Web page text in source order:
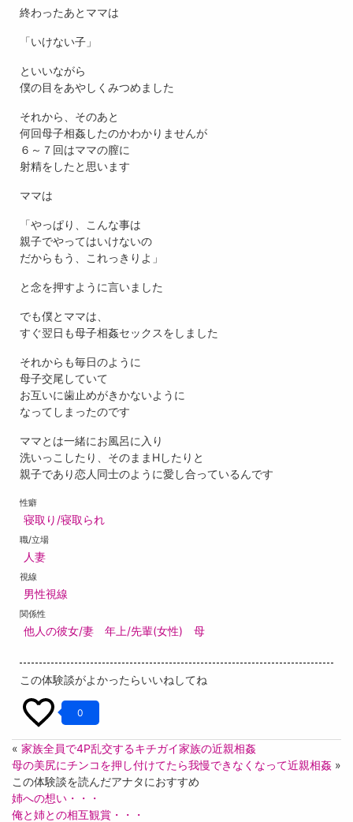
終わったあとママは
「いけない子」
といいながら
僕の目をあやしくみつめました
それから、そのあと
何回母子相姦したのかわかりませんが
６～７回はママの膣に
射精をしたと思います
ママは
「やっぱり、こんな事は
親子でやってはいけないの
だからもう、これっきりよ」
と念を押すように言いました
でも僕とママは、
すぐ翌日も母子相姦セックスをしました
それからも毎日のように
母子交尾していて
お互いに歯止めがきかないように
なってしまったのです
ママとは一緒にお風呂に入り
洗いっこしたり、そのままHしたりと
親子であり恋人同士のように愛し合っているんです
性癖
寝取り/寝取られ
職/立場
人妻
視線
男性視線
関係性
他人の彼女/妻 年上/先輩(女性) 母
この体験談がよかったらいいねしてね
0
« 家族全員で4P乱交するキチガイ家族の近親相姦
母の美尻にチンコを押し付けてたら我慢できなくなって近親相姦 »
この体験談を読んだアナタにおすすめ
姉への想い・・・
俺と姉との相互観賞・・・